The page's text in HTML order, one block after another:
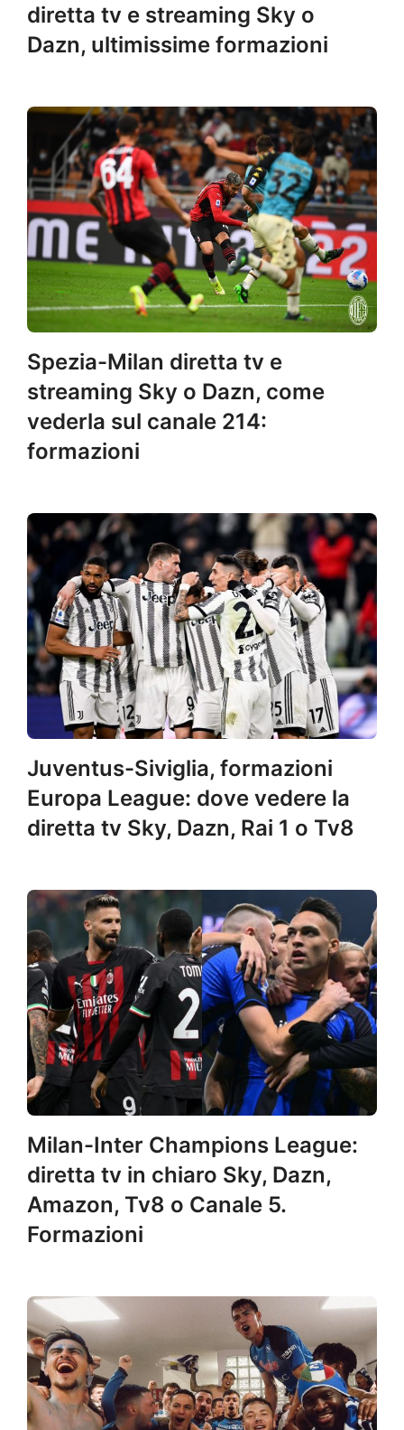
diretta tv e streaming Sky o
Dazn, ultimissime formazioni
Spezia-Milan diretta tv e
streaming Sky o Dazn, come
vederla sul canale 214:
formazioni
Juventus-Siviglia, formazioni
Europa League: dove vedere la
diretta tv Sky, Dazn, Rai 1 o Tv8
Milan-Inter Champions League:
diretta tv in chiaro Sky, Dazn,
Amazon, Tv8 o Canale 5.
Formazioni